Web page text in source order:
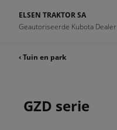
ELSEN TRAKTOR SA
Geautoriseerde Kubota Dealer
‹ Tuin en park
GZD serie